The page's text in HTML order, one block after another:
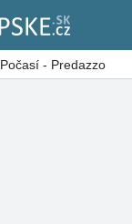
Počasí - Predazzo